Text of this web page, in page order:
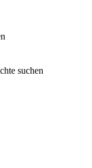
suchen